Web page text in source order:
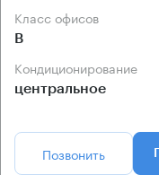
Класс офисов
B
Кондиционирование
центральное
Позвонить